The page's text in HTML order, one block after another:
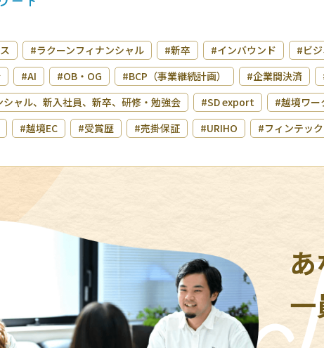
#ラクーンフィナンシャル #新卒 #インバウンド #ビ
#AI #OB・OG #BCP（事業継続計画） #企業間決済
ャル、新入社員、新卒、研修・勉強会
#SD export #越境ワー
#越境EC #受賞歴 #売掛保証 #URIHO #フィンテック
あ
一